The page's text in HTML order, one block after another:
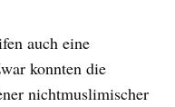
auch eine
konnten die
nichtmuslimischer